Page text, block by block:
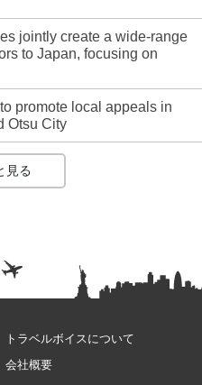
jointly create a wide-range
to Japan, focusing on
promote local appeals in
Otsu City
見る
トラベルボイスについて
会社概要